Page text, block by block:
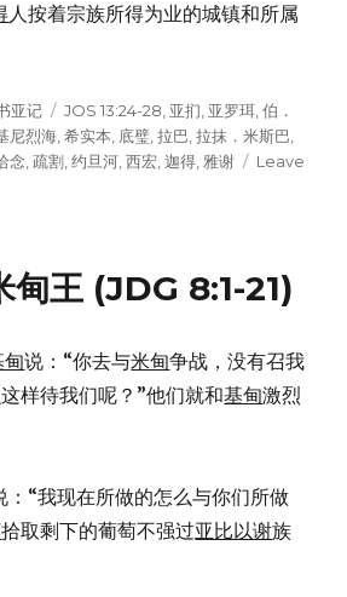
人按着宗族所得为业的城镇和所属
亚记 Tags
JOS 13:24-28 亚扪 亚罗珥 ,伯．
尼烈海 ,希实本 底璧 ,拉巴 ,拉抹．米斯巴
念 ,疏割 ,约旦河 ,西宏 ,迦得 雅谢
Leave
甸王 (JDG 8:1-21)
甸说：“你去与米甸争战，没有召我
样待我们呢？”他们就和基甸激烈
：“我现在所做的怎么与你们所做
拾取剩下的葡萄不强过亚比以谢族